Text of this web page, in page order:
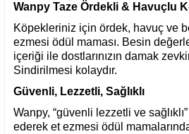
Wanpy Taze Ördekli & Havuçlu
Köpekleriniz için ördek, havuç ve
ezmesi ödül maması. Besin
içeriği ile dostlarınızın damak
Sindirilmesi kolaydır.
Güvenli, Lezzetli, Sağlıklı
Wanpy, “güvenli lezzetli ve
ederek et ezmesi ödül